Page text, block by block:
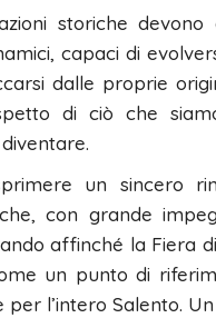
storiche devono
capaci di
dalle proprie
di ciò che
un sincero
con grande
affinché la Fiera
un punto di
l’intero Salento.